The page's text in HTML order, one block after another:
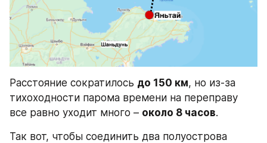
Расстояние сократилось до 150 км, но из-за
тихоходности парома времени на переправу
все равно уходит много – около 8 часов.
Так вот, чтобы соединить два полуострова